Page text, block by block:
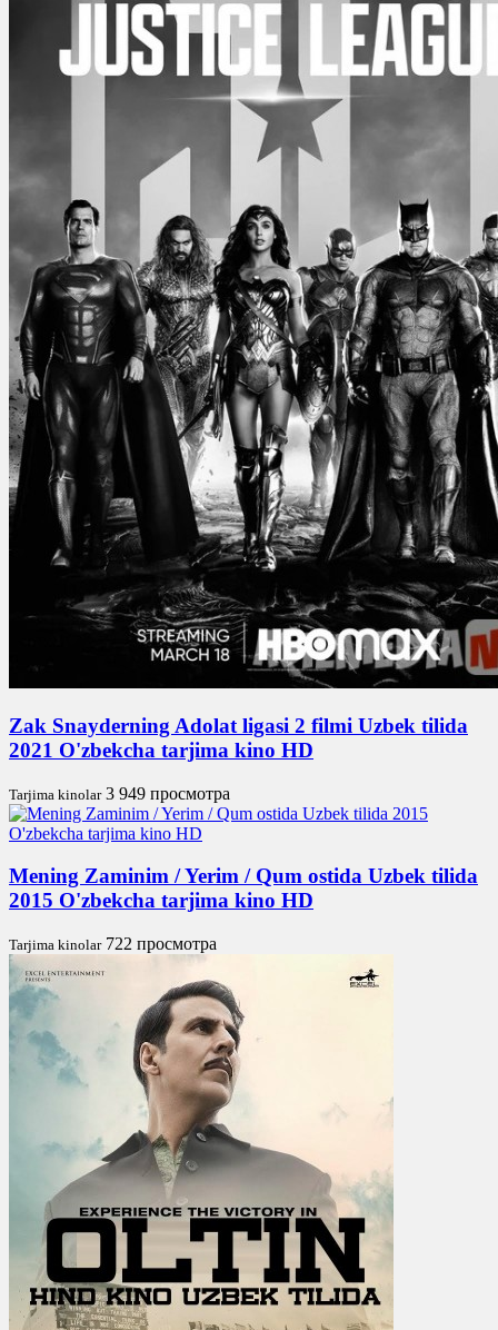
Zak Snayderning Adolat ligasi 2 filmi Uzbek tilida
2021 O'zbekcha tarjima kino HD
Tarjima kinolar 3 949 просмотра
Mening Zaminim / Yerim / Qum ostida Uzbek tilida
2015 O'zbekcha tarjima kino HD
Tarjima kinolar 722 просмотра